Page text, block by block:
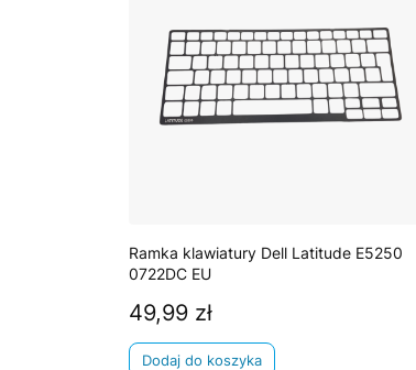
Ramka klawiatury Dell Latitude E5250
0722DC EU
Cena
49,99 zł
Dodaj do koszyka